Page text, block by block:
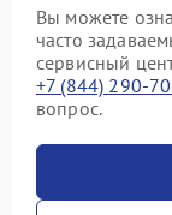
Вы можете
часто
сервисный
+7 (844) 290-
вопрос.